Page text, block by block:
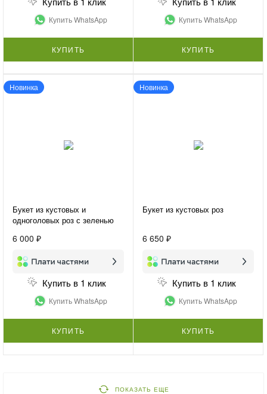
Купить WhatsApp
КУПИТЬ
Купить WhatsApp
КУПИТЬ
Новинка
Букет из кустовых и
одноголовых роз с зеленью
6 000 ₽
Купить в 1 клик
Купить WhatsApp
КУПИТЬ
Новинка
Букет из кустовых роз
6 650 ₽
Купить в 1 клик
Купить WhatsApp
КУПИТЬ
ПОКАЗАТЬ ЕЩЕ